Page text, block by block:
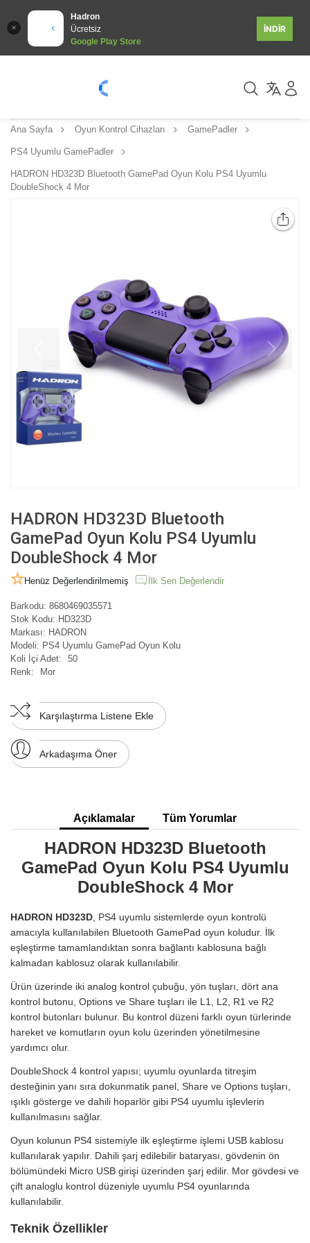
Hadron
Ücretsiz
Google Play Store
İNDİR
Ana Sayfa Oyun Kontrol Cihazları GamePadler
PS4 Uyumlu GamePadler
HADRON HD323D Bluetooth GamePad Oyun Kolu PS4 Uyumlu
DoubleShock 4 Mor
HADRON HD323D Bluetooth
GamePad Oyun Kolu PS4 Uyumlu
DoubleShock 4 Mor
Henüz Değerlendirilmemiş İlk Sen Değerlendir
Barkodu: 8680469035571
Stok Kodu: HD323D
Markası: HADRON
Modeli: PS4 Uyumlu GamePad Oyun Kolu
Koli İçi Adet:
50
Renk:
Mor
Karşılaştırma Listene Ekle
Arkadaşıma Öner
Açıklamalar Tüm Yorumlar
HADRON HD323D Bluetooth
GamePad Oyun Kolu PS4 Uyumlu
DoubleShock 4 Mor
HADRON HD323D , PS4 uyumlu sistemlerde oyun kontrolü
amacıyla kullanılabilen Bluetooth GamePad oyun koludur. İlk
eşleştirme tamamlandıktan sonra bağlantı kablosuna bağlı
kalmadan kablosuz olarak kullanılabilir.
Ürün üzerinde iki analog kontrol çubuğu, yön tuşları, dört ana
kontrol butonu, Options ve Share tuşları ile L1, L2, R1 ve R2
kontrol butonları bulunur. Bu kontrol düzeni farklı oyun türlerinde
hareket ve komutların oyun kolu üzerinden yönetilmesine
yardımcı olur.
DoubleShock 4 kontrol yapısı; uyumlu oyunlarda titreşim
desteğinin yanı sıra dokunmatik panel, Share ve Options tuşları,
ışıklı gösterge ve dahili hoparlör gibi PS4 uyumlu işlevlerin
kullanılmasını sağlar.
Oyun kolunun PS4 sistemiyle ilk eşleştirme işlemi USB kablosu
kullanılarak yapılır. Dahili şarj edilebilir bataryası, gövdenin ön
bölümündeki Micro USB girişi üzerinden şarj edilir. Mor gövdesi ve
çift analoglu kontrol düzeniyle uyumlu PS4 oyunlarında
kullanılabilir.
Teknik Özellikler